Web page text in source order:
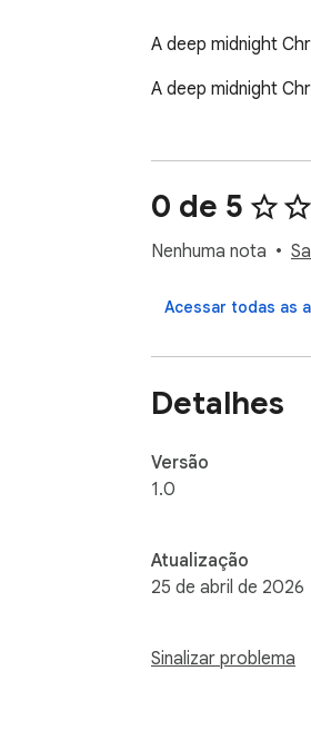
A deep midnight
A deep midnight
0 de 5
Nenhuma nota
Acessar todas as
Detalhes
Versão
1.0
Atualização
25 de abril de 2026
Sinalizar problema